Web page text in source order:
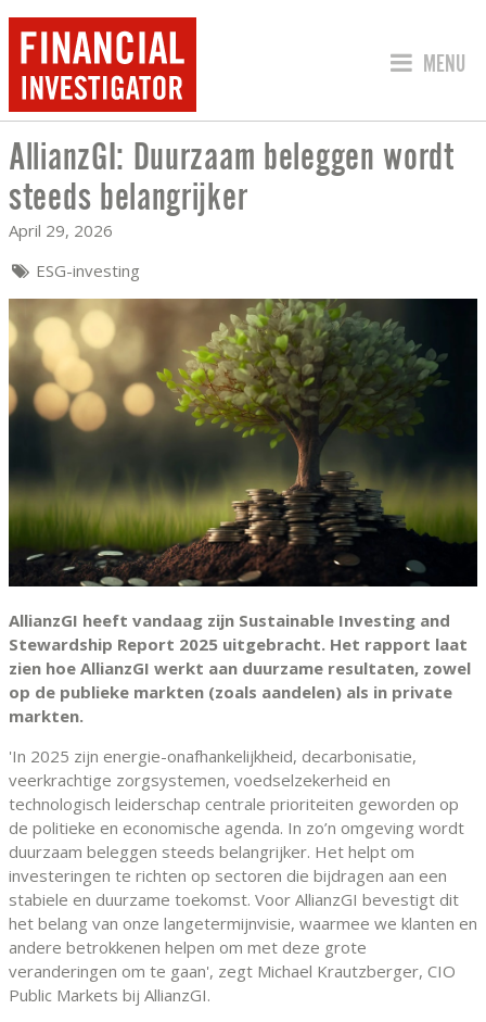
JUMP
MENU
ALLIANZGI: DUURZAAM BELEGGEN
AllianzGI: Duurzaam beleggen wordt
steeds belangrijker
April 29, 2026
ESG-investing
AllianzGI heeft vandaag zijn Sustainable Investing and
Stewardship Report 2025 uitgebracht. Het rapport laat
zien hoe AllianzGI werkt aan duurzame resultaten, zowel
op de publieke markten (zoals aandelen) als in private
markten.
'In 2025 zijn energie-onafhankelijkheid, decarbonisatie,
veerkrachtige zorgsystemen, voedselzekerheid en
technologisch leiderschap centrale prioriteiten geworden op
de politieke en economische agenda. In zo’n omgeving wordt
duurzaam beleggen steeds belangrijker. Het helpt om
investeringen te richten op sectoren die bijdragen aan een
stabiele en duurzame toekomst. Voor AllianzGI bevestigt dit
het belang van onze langetermijnvisie, waarmee we klanten en
andere betrokkenen helpen om met deze grote
veranderingen om te gaan', zegt Michael Krautzberger, CIO
Public Markets bij AllianzGI.